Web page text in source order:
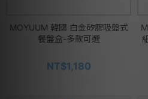
MOYUUM 韓國 白金矽膠吸盤式
餐盤盒-多款可選
NT$1,180